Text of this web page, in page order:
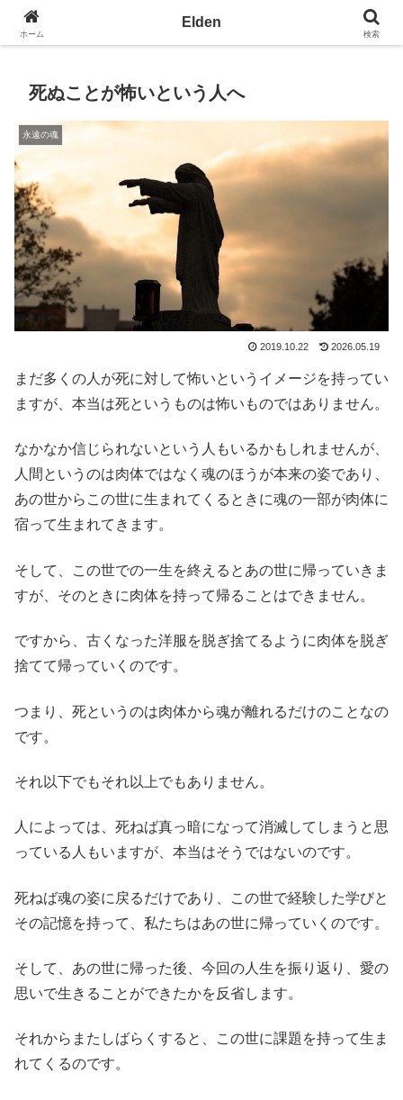
光の園エルデン - 地球を愛の星へ
死ぬことが怖いという人へ
永遠の魂
2019.10.22 2026.05.19
まだ多くの人が死に対して怖いというイメージを持ってい
ますが、本当は死というものは怖いものではありません。
なかなか信じられないという人もいるかもしれませんが、
人間というのは肉体ではなく魂のほうが本来の姿であり、
あの世からこの世に生まれてくるときに魂の一部が肉体に
宿って生まれてきます。
そして、この世での一生を終えるとあの世に帰っていきま
すが、そのときに肉体を持って帰ることはできません。
ですから、古くなった洋服を脱ぎ捨てるように肉体を脱ぎ
捨てて帰っていくのです。
つまり、死というのは肉体から魂が離れるだけのことなの
です。
それ以下でもそれ以上でもありません。
人によっては、死ねば真っ暗になって消滅してしまうと思
っている人もいますが、本当はそうではないのです。
死ねば魂の姿に戻るだけであり、この世で経験した学びと
その記憶を持って、私たちはあの世に帰っていくのです。
そして、あの世に帰った後、今回の人生を振り返り、愛の
思いで生きることができたかを反省します。
それからまたしばらくすると、この世に課題を持って生ま
れてくるのです。
ホーム
Elden
検索